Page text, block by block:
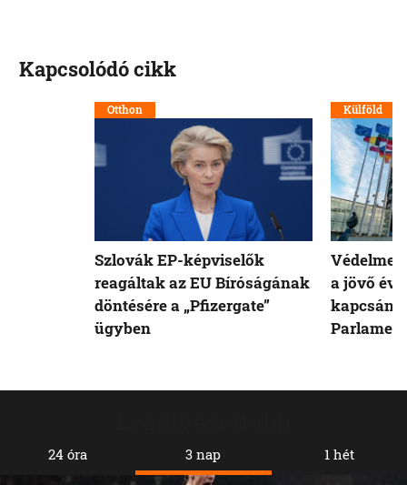
24 óra 3 nap 1 hét
Kapcsolódó cikk
Otthon
Szlovák EP-képviselők
reagáltak az EU Bíróságának
döntésére a „Pfizergate”
ügyben
Külföld
Védelmet
a jövő évi
kapcsán
Parlament